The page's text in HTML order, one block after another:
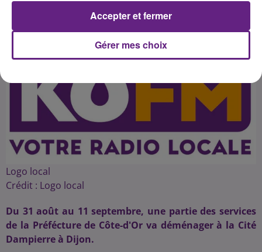
Publié : 30 août 2015 à 2h02 par 45
Logo local
Crédit : Logo local
Du 31 août au 11 septembre, une partie des services
de la Préfécture de Côte-d'Or va déménager à la Cité
Dampierre à Dijon.
Gérer mes choix
Accepter et fermer